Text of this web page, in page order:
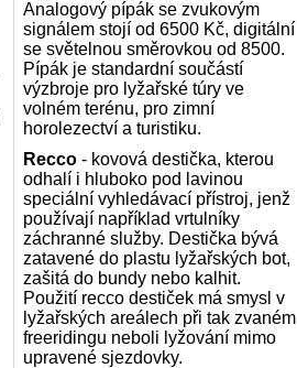
Analogový pípák se zvukovým
signálem stojí od 6500 Kč, digitální
se světelnou směrovkou od 8500.
Pípák je standardní součástí
výzbroje pro lyžařské túry ve
volném terénu, pro zimní
horolezectví a turistiku.
Recco - kovová destička, kterou
odhalí i hluboko pod lavinou
speciální vyhledávací přístroj, jenž
používají například vrtulníky
záchranné služby. Destička bývá
zatavené do plastu lyžařských bot,
zašitá do bundy nebo kalhit.
Použití recco destiček má smysl v
lyžařských areálech při tak zvaném
freeridingu neboli lyžování mimo
upravené sjezdovky.